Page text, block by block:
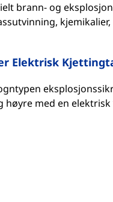
brann- og
Elektrisk
høyre med en